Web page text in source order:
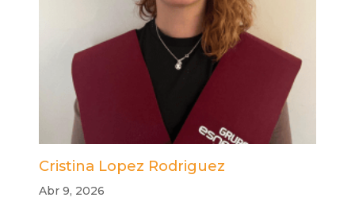
Cristina Lopez Rodriguez
Abr 9, 2026